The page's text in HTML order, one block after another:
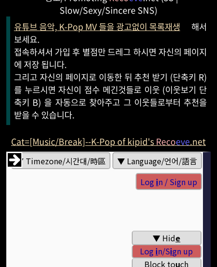
Slow/Sexy/Sincere SNS)
유튜브 음악, K-Pop MV 들을 광고없이 목록재생 해서
보세요.
접속하셔서 가입 후 별점만 드레그 하시면 자신의 페이지
에 저장 됩니다.
그리고 자신의 페이지로 이동한 뒤 추천 받기 (단축키 R)
를 누르시면 자신이 점수 메긴것들로 이웃 (이웃보기 단
축키 B) 을 자동으로 찾아주고 그 이웃들로부터 추천을
받을 수 있습니다.
Cat=[Music/Break]--K-Pop of kipid'sRecoeve.net